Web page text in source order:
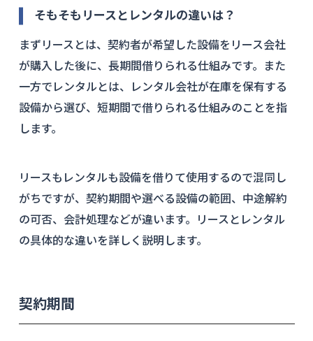
そもそもリースとレンタルの違いは？
まずリースとは、契約者が希望した設備をリース会社
が購入した後に、長期間借りられる仕組みです。また
一方でレンタルとは、レンタル会社が在庫を保有する
設備から選び、短期間で借りられる仕組みのことを指
します。
リースもレンタルも設備を借りて使用するので混同し
がちですが、契約期間や選べる設備の範囲、中途解約
の可否、会計処理などが違います。リースとレンタル
の具体的な違いを詳しく説明します。
契約期間